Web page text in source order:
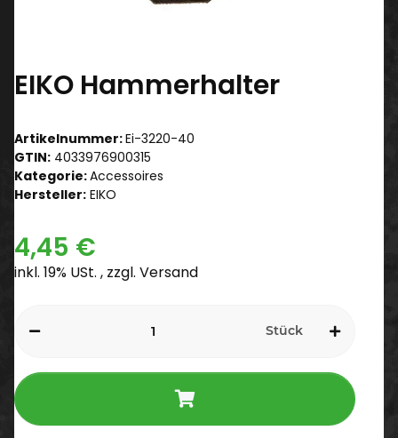
EIKO Hammerhalter
Artikelnummer:Ei-3220-40
GTIN: 4033976900315
Kategorie:Accessoires
Hersteller: EIKO
4,45 €
inkl. 19% USt. , zzgl. Versand
Stück